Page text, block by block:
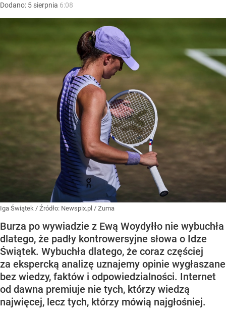
Dodano: 5 sierpnia 6:08
Iga Świątek / Źródło: Newspix.pl / Zuma
Burza po wywiadzie z Ewą Woydyłło nie wybuchła
dlatego, że padły kontrowersyjne słowa o Idze
Świątek. Wybuchła dlatego, że coraz częściej
za ekspercką analizę uznajemy opinie wygłaszane
bez wiedzy, faktów i odpowiedzialności. Internet
od dawna premiuje nie tych, którzy wiedzą
najwięcej, lecz tych, którzy mówią najgłośniej.